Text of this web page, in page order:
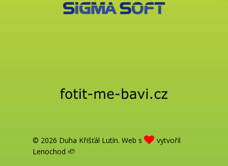
© 2026 Duha Křišťál Lutín. Web s
vytvořil
Lenochod 🦥